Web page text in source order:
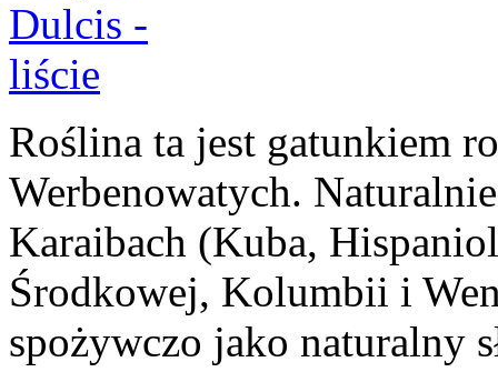
Roślina ta jest gatunkiem
Werbenowatych.
Karaibach (Kuba,
Środkowej, Kolumbii i
spożywczo jako naturalny